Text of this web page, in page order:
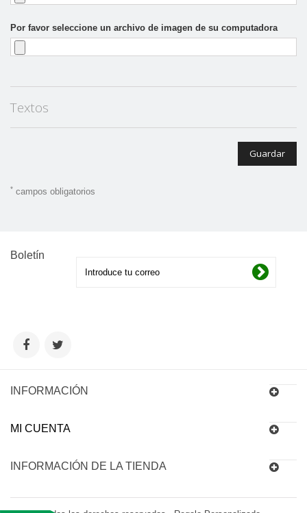
Por favor seleccione un archivo de imagen de su computadora
Textos
Guardar
* campos obligatorios
Boletín
INFORMACIÓN
MI CUENTA
INFORMACIÓN DE LA TIENDA